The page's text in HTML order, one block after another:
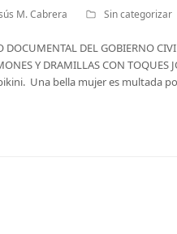
M. Cabrera Sin categorizar
DEL GOBIERNO
Y DRAMILLAS CON TOQUES
Una bella mujer es multada